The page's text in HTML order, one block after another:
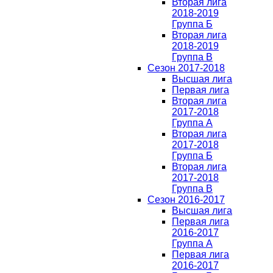
Вторая лига
2018-2019
Группа Б
Вторая лига
2018-2019
Группа В
Сезон 2017-2018
Высшая лига
Первая лига
Вторая лига
2017-2018
Группа А
Вторая лига
2017-2018
Группа Б
Вторая лига
2017-2018
Группа В
Сезон 2016-2017
Высшая лига
Первая лига
2016-2017
Группа А
Первая лига
2016-2017